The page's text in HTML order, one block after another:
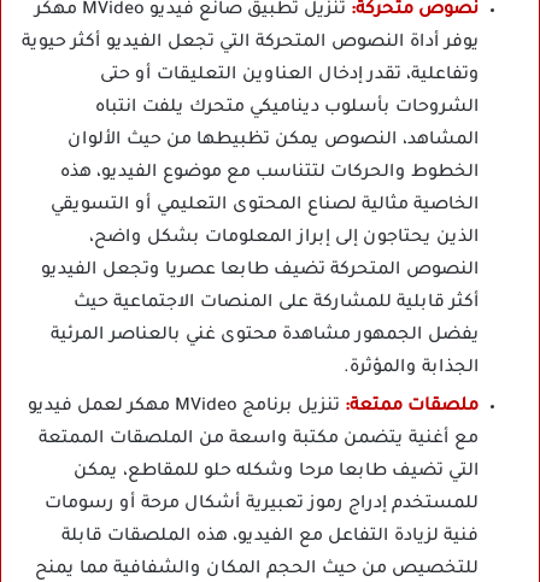
نصوص متحركة:
تنزيل تطبيق صانع فيديو MVideo مهكر
يوفر أداة النصوص المتحركة التي تجعل الفيديو أكثر حيوية
وتفاعلية، تقدر إدخال العناوين التعليقات أو حتى
الشروحات بأسلوب ديناميكي متحرك يلفت انتباه
المشاهد، النصوص يمكن تظبيطها من حيث الألوان
الخطوط والحركات لتتناسب مع موضوع الفيديو، هذه
الخاصية مثالية لصناع المحتوى التعليمي أو التسويقي
الذين يحتاجون إلى إبراز المعلومات بشكل واضح،
النصوص المتحركة تضيف طابعا عصريا وتجعل الفيديو
أكثر قابلية للمشاركة على المنصات الاجتماعية حيث
يفضل الجمهور مشاهدة محتوى غني بالعناصر المرئية
الجذابة والمؤثرة.
ملصقات ممتعة:
تنزيل برنامج MVideo مهكر لعمل فيديو
مع أغنية يتضمن مكتبة واسعة من الملصقات الممتعة
التي تضيف طابعا مرحا وشكله حلو للمقاطع، يمكن
للمستخدم إدراج رموز تعبيرية أشكال مرحة أو رسومات
فنية لزيادة التفاعل مع الفيديو، هذه الملصقات قابلة
للتخصيص من حيث الحجم المكان والشفافية مما يمنح